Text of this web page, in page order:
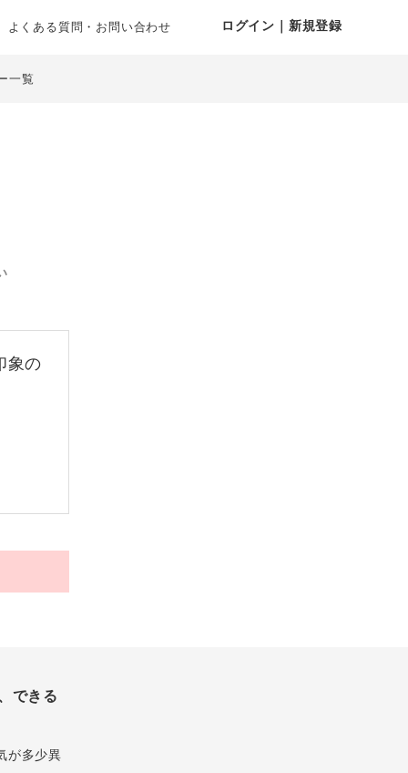
よくある質問・お問い合わせ ログイン｜新規登録
一覧
象の
できる
が多少異